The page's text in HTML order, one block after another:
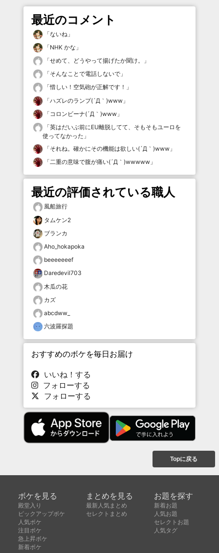
最近のコメント
「ないね 」
「NHK かな 」
「せめて、どうやって揚げたか聞け。
」
「そんなことで電話しないで 」
「惜しい！空気砲が正解です！ 」
「ハズレのランプ(´Д｀)www 」
「 コロンビーナ(´Д｀)www 」
「英はだいぶ前にEU離脱してて、そもそもユーロを
使ってなかった 」
「それね。確かにその機能は欲しい(´Д｀)www 」
「二重の意味で腹が痛い(´Д｀)wwwww 」
最近の評価されている職人
風船旅行
タムケン2
ブランカ
Aho_hokapoka
beeeeeeef
Daredevil703
木瓜の花
カズ
abcdww_
六波羅探題
おすすめのボケを毎日お届け
いいね！する
フォローする
フォローする
Topに戻る
ボケを見る
殿堂入り
ピックアップボケ
人気ボケ
注目ボケ
急上昇ボケ
新着ボケ
まとめを見る
最新人気まとめ
セレクトまとめ
お題を探す
新着お題
人気お題
セレクトお題
人気タグ